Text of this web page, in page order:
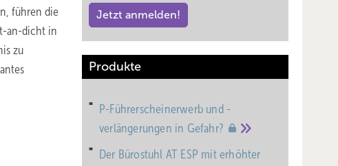
führen die
an-dicht in
zu
Jetzt anmelden!
Produkte
P-Führerscheinerwerb und -
verlängerungen in Gefahr?
Der Bürostuhl AT ESP mit erhöhter